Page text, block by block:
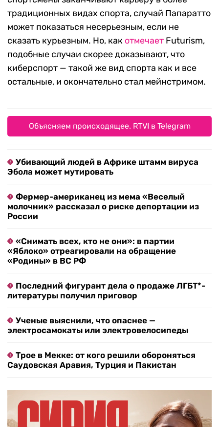
традиционных видах спорта, случай Папаратто
может показаться несерьезным, если не
сказать курьезным. Но, как отмечает Futurism,
подобные случаи скорее доказывают, что
киберспорт — такой же вид спорта как и все
остальные, и окончательно стал мейнстримом.
Объясняем происходящее. RTVI в Telegram
Убивающий людей в Африке штамм вируса
Эбола может мутировать
Фермер-американец из мема «Веселый
молочник» рассказал о риске депортации из
России
«Снимать всех, кто не они»: в партии
«Яблоко» отреагировали на обращение
«Родины» в ВС РФ
Последний фигурант дела о продаже ЛГБТ*-
литературы получил приговор
Ученые выяснили, что опаснее —
электросамокаты или электровелосипеды
Трое в Мекке: от кого решили обороняться
Саудовская Аравия, Турция и Пакистан